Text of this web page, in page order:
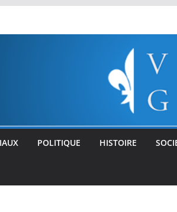
POLITIQUE HISTOIRE